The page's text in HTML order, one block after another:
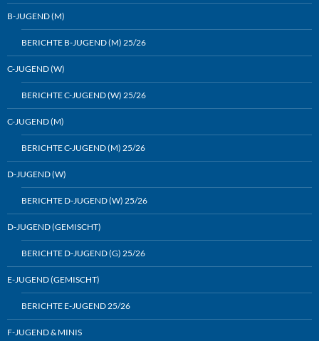
B-JUGEND (M)
BERICHTE B-JUGEND (M) 25/26
C-JUGEND (W)
BERICHTE C-JUGEND (W) 25/26
C-JUGEND (M)
BERICHTE C-JUGEND (M) 25/26
D-JUGEND (W)
BERICHTE D-JUGEND (W) 25/26
D-JUGEND (GEMISCHT)
BERICHTE D-JUGEND (G) 25/26
E-JUGEND (GEMISCHT)
BERICHTE E-JUGEND 25/26
F-JUGEND & MINIS